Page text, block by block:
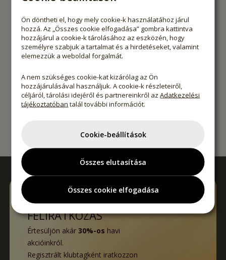
Webshop ár
4 490 Ft
(44 900 Ft / l)
Klub ár
-20%
3 592Ft
Webshop ár
1 750 Ft
(58 333 Ft / kg)
HÍRLEVÉL
FELIRATKOZÁS
Értesüljön akár 30%-os havi
akcióinkról.
Regisztrált klubtagként iratkozzon
Ön döntheti el, hogy mely cookie-k használatához járul
hozzá. Az „Összes cookie elfogadása” gombra kattintva
hozzájárul a cookie-k tárolásához az eszközén, hogy
személyre szabjuk a tartalmat és a hirdetéseket, valamint
elemezzük a weboldal forgalmát.
A nem szükséges cookie-kat kizárólag az Ön
hozzájárulásával használjuk. A cookie-k részleteiről,
céljáról, tárolási idejéről és partnereinkről azAdatkezelési
tájékoztatóban talál további információt.
Cookie-beállítások
Összes elutasítása
Összes cookie elfogadása